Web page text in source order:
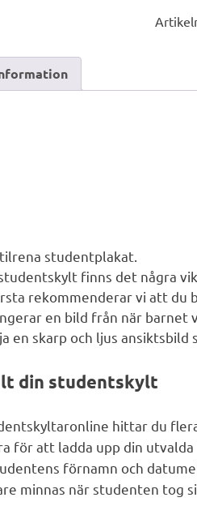
studentplakat.
finns det några
rekommenderar vi att du
en bild från när barnet
en skarp och ljus ansiktsbild
din studentskylt
hittar du
för att ladda upp din
förnamn och
minnas när studenten tog